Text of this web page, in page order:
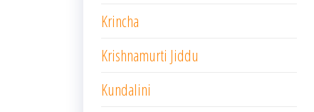
Krincha
Krishnamurti Jiddu
Kundalini